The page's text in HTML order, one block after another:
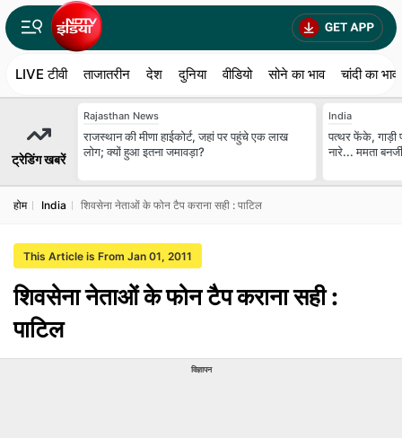
LIVE टीवी ताजातरीन देश दुनिया वीडियो सोने का भाव चांदी का भाव
ट्रेडिंग खबरें
Rajasthan News
राजस्थान की मीणा हाईकोर्ट, जहां पर पहुंचे एक लाख
लोग; क्यों हुआ इतना जमावड़ा?
India
पत्थर फेंके, गाड़ी
नारे... ममता
होम India शिवसेना नेताओं के फोन टैप कराना सही : पाटिल
This Article is From Jan 01, 2011
शिवसेना नेताओं के फोन टैप कराना सही :
पाटिल
विज्ञापन